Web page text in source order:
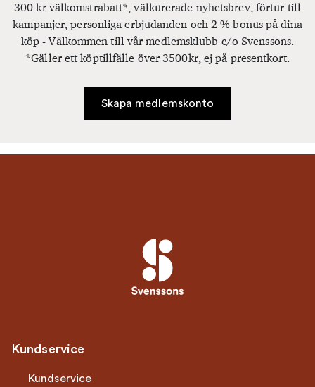
300 kr välkomstrabatt*, välkurerade nyhetsbrev, förtur till
kampanjer, personliga erbjudanden och 2 % bonus på dina
köp - Välkommen till vår medlemsklubb c/o Svenssons.
*Gäller ett köptillfälle över 3500kr, ej på presentkort.
Skapa medlemskonto
Kundservice
Kundservice